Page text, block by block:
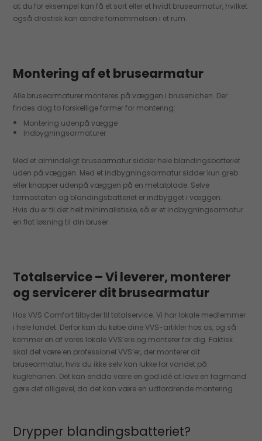
at du for eksempel kan få et sort eller et hvidt brusearmatur, hvilket
også drastisk kan ændre fornemmelsen i et rum.
Montering af et brusearmatur
Alle brusearmaturer monteres på væggen i brusenichen. Der
findes dog to forskellige former for montering:
Montering udenpå vægge
Indbygningsarmaturer
Med et almindeligt brusearmatur sidder hele blandingsbatteriet
uden på væggen. Med et indbygningsarmatur sidder kun greb
eller knapper udenpå væggen på en metalplade. Selve
termostaten og blandingsbatteriet er indbygget i væggen.
Hvis du er til det helt minimalistiske, så er et indbygningsarmatur
en flot løsning til din bruser.
Totalservice – Vi leverer, monterer
og servicerer dit brusearmatur
Hos VVS Comfort tilbyder til totalservice. Vi har lokale medlemmer
i hele landet. Derfor kan du købe dine VVS-artikler hos os, og så
kommer en af vores lokale VVS’ere og monterer for dig. Faktisk
skal det være en professionel VVS’er, der monterer dit
brusearmatur, hvis du ikke selv kan lukke for vandet på
kuglehanen. Det kan endda være en god idé at lave en fagmand
gøre det alligevel, da det kan være en udfordrende montering.
Drypper blandingsbatteriet?